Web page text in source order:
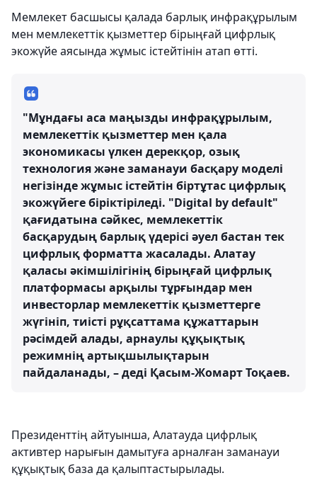
Мемлекет басшысы қалада барлық инфрақұрылым
мен мемлекеттік қызметтер бірыңғай цифрлық
экожүйе аясында жұмыс істейтінін атап өтті.
"Мұндағы аса маңызды инфрақұрылым,
мемлекеттік қызметтер мен қала
экономикасы үлкен дерекқор, озық
технология және заманауи басқару моделі
негізінде жұмыс істейтін біртұтас цифрлық
экожүйеге біріктіріледі. "Digital by default"
қағидатына сәйкес, мемлекеттік
басқарудың барлық үдерісі әуел бастан тек
цифрлық форматта жасалады. Алатау
қаласы әкімшілігінің бірыңғай цифрлық
платформасы арқылы тұрғындар мен
инвесторлар мемлекеттік қызметтерге
жүгініп, тиісті рұқсаттама құжаттарын
рәсімдей алады, арнаулы құқықтық
режимнің артықшылықтарын
пайдаланады, – деді Қасым-Жомарт Тоқаев.
Президенттің айтуынша, Алатауда цифрлық
активтер нарығын дамытуға арналған заманауи
құқықтық база да қалыптастырылады.